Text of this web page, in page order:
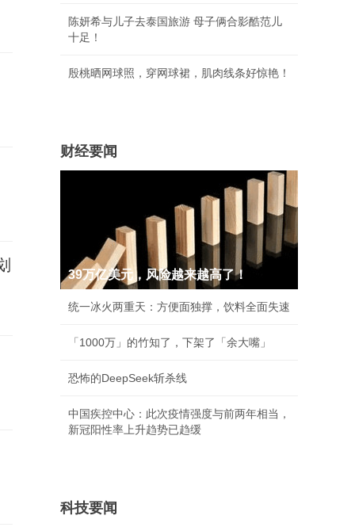
陈妍希与儿子去泰国旅游 母子俩合影酷范儿
十足！
殷桃晒网球照，穿网球裙，肌肉线条好惊艳！
财经要闻
39万亿美元，风险越来越高了！
统一冰火两重天：方便面独撑，饮料全面失速
「1000万」的竹知了，下架了「余大嘴」
恐怖的DeepSeek斩杀线
中国疾控中心：此次疫情强度与前两年相当，
新冠阳性率上升趋势已趋缓
科技要闻